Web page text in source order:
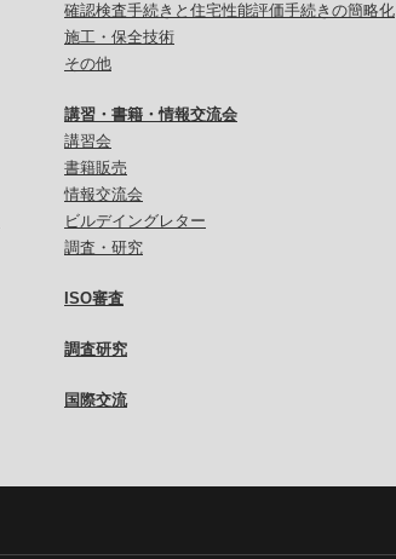
確認検査手続きと住宅性能評価手続きの簡略化
施工・保全技術
その他
講習・書籍・情報交流会
講習会
書籍販売
情報交流会
ビルデイングレター
調査・研究
ISO審査
調査研究
国際交流